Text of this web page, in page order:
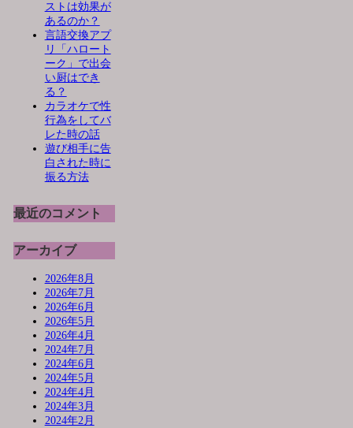
ストは効果が
あるのか？
言語交換アプ
リ「ハロート
ーク」で出会
い厨はでき
る？
カラオケで性
行為をしてバ
レた時の話
遊び相手に告
白された時に
振る方法
最近のコメント
アーカイブ
2026年8月
2026年7月
2026年6月
2026年5月
2026年4月
2024年7月
2024年6月
2024年5月
2024年4月
2024年3月
2024年2月